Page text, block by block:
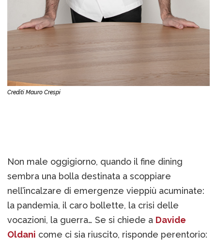
Crediti Mauro Crespi
Non male oggigiorno, quando il fine dining
sembra una bolla destinata a scoppiare
nell’incalzare di emergenze vieppiù acuminate:
la pandemia, il caro bollette, la crisi delle
vocazioni, la guerra… Se si chiede a Davide
Oldani come ci sia riuscito, risponde perentorio: